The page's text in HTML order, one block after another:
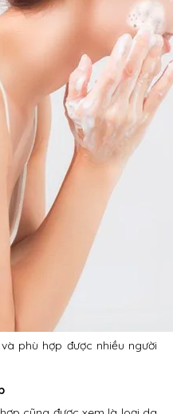
phù hợp được nhiều người